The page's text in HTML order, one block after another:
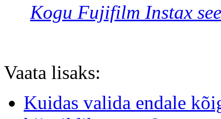
Kogu Fujifilm Instax
Vaata lisaks:
Kuidas valida endale